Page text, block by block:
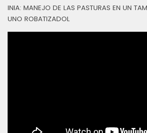
INIA: MANEJO DE LAS PASTURAS EN UN
UNO ROBATIZADOL